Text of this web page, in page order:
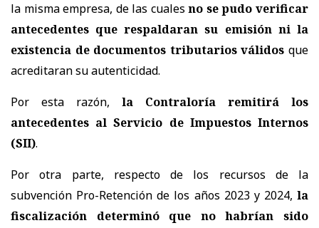
la misma empresa, de las cualesno se pudo verificar
antecedentes que respaldaran su emisión ni la
existencia de documentos tributarios válidos que
acreditaran su autenticidad.
Por esta razón, la Contraloría remitirá los
antecedentes al Servicio de Impuestos Internos
(SII).
Por otra parte, respecto de los recursos de la
subvención Pro-Retención de los años 2023 y 2024, la
fiscalización determinó que no habrían sido